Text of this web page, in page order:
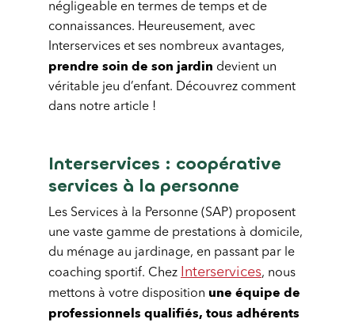
négligeable en termes de temps et de
connaissances. Heureusement, avec
Interservices et ses nombreux avantages,
prendre soin de son jardin devient un
véritable jeu d’enfant. Découvrez comment
dans notre article !
Interservices : coopérative
services à la personne
Les Services à la Personne (SAP) proposent
une vaste gamme de prestations à domicile,
du ménage au jardinage, en passant par le
coaching sportif. Chez
Interservices, nous
mettons à votre disposition une équipe de
professionnels qualifiés, tous adhérents